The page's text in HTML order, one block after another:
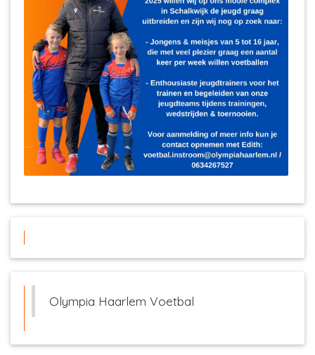
Olympia Haarlem Voetbal